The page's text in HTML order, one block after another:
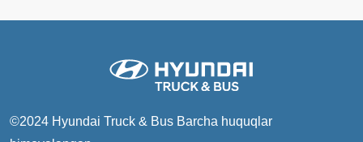
©2024 Hyundai Truck & Bus Barcha huquqlar